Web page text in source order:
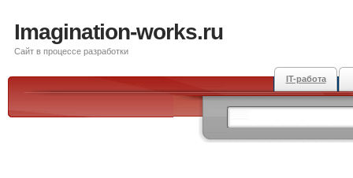
Imagination-works.ru
Сайт в процессе разработки
IT-работа